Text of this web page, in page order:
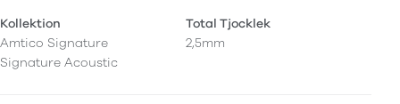
Kollektion
Amtico Signature
Signature Acoustic
Total Tjocklek
2,5mm